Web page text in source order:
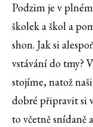
Podzim je v
školek a škol a
shon. Jak si
vstávání do tmy?
stojíme, natož
dobré připravit si
to včetně snídaně